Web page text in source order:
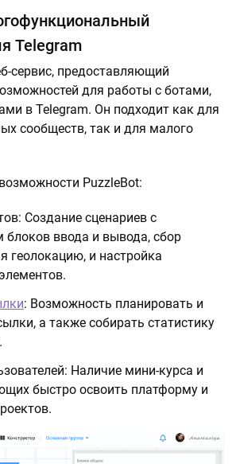
Telegram
сервис, предоставляющий
для работы с ботами,
в Telegram. Он подходит как для
сообществ, так и для малого
PuzzleBot:
Создание сценариев с
блоков ввода и вывода, сбор
геолокацию, и настройка
: Возможность планировать и
а также собирать статистику
Наличие мини-курса и
быстро освоить платформу и